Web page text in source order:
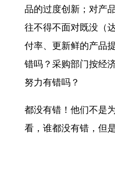
品的过度创新；对产
往不得不面对既没（
付率、更新鲜的产品
错吗？采购部门按经
努力有错吗？
都没有错！他们不是
看，谁都没有错，但